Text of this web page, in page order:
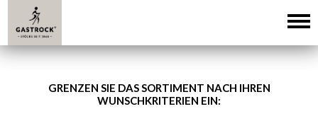
GRENZEN SIE DAS SORTIMENT NACH IHREN
WUNSCHKRITERIEN EIN: